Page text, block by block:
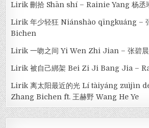
Lirik 刪拾 Shān shí – Rainie Yang 杨丞
Lirik 年少轻狂 Niánshào qīngkuáng –
Bichen
Lirik 一吻之间 Yi Wen Zhi Jian – 张碧
Lirik 被自己綁架 Bei Zi Ji Bang Jia –
Lirik 离太阳最近的光 Lí tàiyáng zuìjìn
Zhang Bichen ft. 王赫野 Wang He Ye